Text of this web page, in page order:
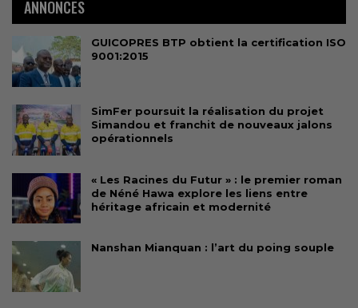
ANNONCES
GUICOPRES BTP obtient la certification ISO
9001:2015
SimFer poursuit la réalisation du projet
Simandou et franchit de nouveaux jalons
opérationnels
« Les Racines du Futur » : le premier roman
de Néné Hawa explore les liens entre
héritage africain et modernité
Nanshan Mianquan : l’art du poing souple